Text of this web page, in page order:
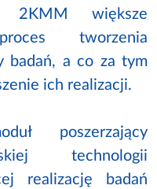
2KMM większe
tworzenia
badań, a co za tym
ich realizacji.
poszerzający
technologii
realizację badań